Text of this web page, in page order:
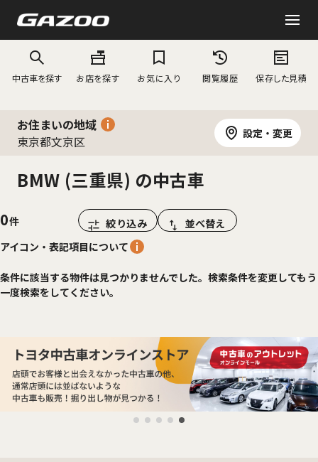
中古車を探す お店を探す お気に入り 閲覧履歴 保存した見積
お住まいの地域
東京都文京区
設定・変更
BMW (三重県) の中古車
0 絞り込み
並べ替え
アイコン・表記項目について
条件に該当する物件は見つかりませんでした。検索条件を変更してもう
一度検索をしてください。